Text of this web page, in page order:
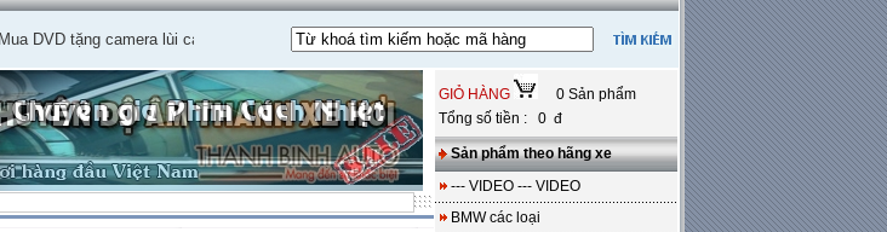
tặng camera lùi cao cấp --- Lắp nệm ghế da thật tặng sàn da--- Miễn phí 100% công lắp đặt
GIỎ HÀNG
0 Sản phẩm
Tổng số tiền : 0 đ
Sản phẩm theo hãng xe
--- VIDEO --- VIDEO
BMW các loại